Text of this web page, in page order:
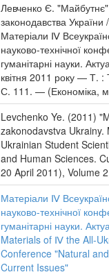
Левченко Є.
законодавства
Матеріали Ⅳ
науково-технічної
гуманітарні науки.
квітня 2011 року —
С. 111. — (Економіка,
Levchenko Ye. (2011)
zakonodavstva
Ukrainian Student
and Human Sciences.
20 April 2011), Volume
Матеріали Ⅳ
науково-технічної
гуманітарні науки.
Materials of Ⅳ the All-
Conference "Natural
Current Issues"